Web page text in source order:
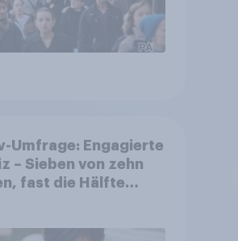
Umfrage: Engagierte
– Sieben von zehn
fast die Hälfte